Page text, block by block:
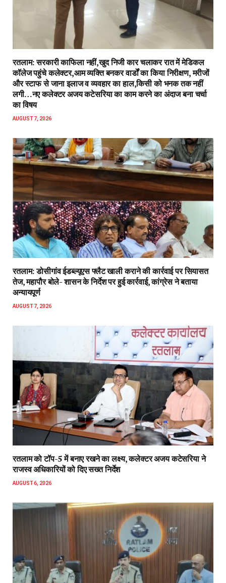
रतलाम: सरकारी काफिला नहीं,खुद निजी कार चलाकर रात में मेडिकल
कॉलेज पहुंचे कलेक्टर,आम व्यक्ति बनकर वार्डों का किया निरीक्षण, मरीजों
और स्टाफ से जाना इलाज व व्यवहार का हाल,किसी को भनक तक नहीं
लगी…नए कलेक्टर अजय कटेसरिया का काम करने का अंदाज बना चर्चा
का विषय
AUGUST 7, 2026
रतलाम: डोसीगांव ईडब्ल्यूएस फ्लैट खाली कराने की कार्रवाई पर सियासत
तेज, महापौर बोले- शासन के निर्देश पर हुई कार्रवाई, कांग्रेस ने बताया
अन्यायपूर्ण
AUGUST 7, 2026
रतलाम को टॉप-5 में बनाए रखने का लक्ष्य, कलेक्टर अजय कटेसरिया ने
राजस्व अधिकारियों को दिए सख्त निर्देश
AUGUST 6, 2026